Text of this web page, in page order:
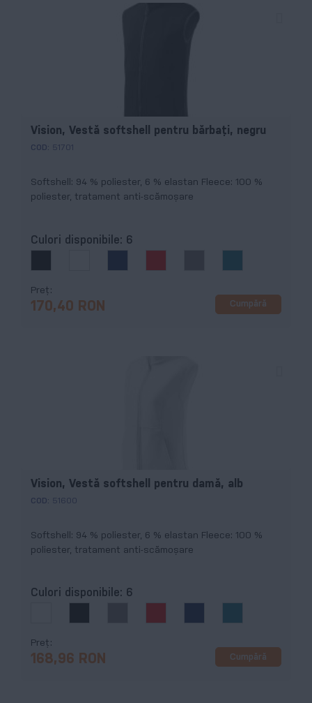
Vision, Vestă softshell pentru bărbaţi, negru
COD: 51701
Softshell: 94 % poliester, 6 % elastan Fleece: 100 %
poliester, tratament anti-scămoșare
Culori disponibile: 6
Preț
170,40 RON Cumpără
Vision, Vestă softshell pentru damă, alb
COD: 51600
Softshell: 94 % poliester, 6 % elastan Fleece: 100 %
poliester, tratament anti-scămoșare
Culori disponibile: 6
Preț
168,96 RON Cumpără